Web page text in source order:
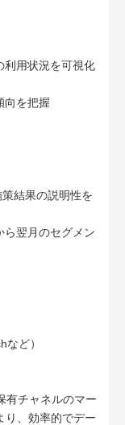
利用状況を可視化
向を把握
結果の説明性を
ら翌月のセグメン
ど）
有チャネルのマー
り、効率的でデー